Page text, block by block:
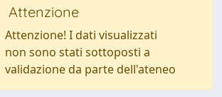
Attenzione
Attenzione! I dati visualizzati
non sono stati sottoposti a
validazione da parte dell'ateneo